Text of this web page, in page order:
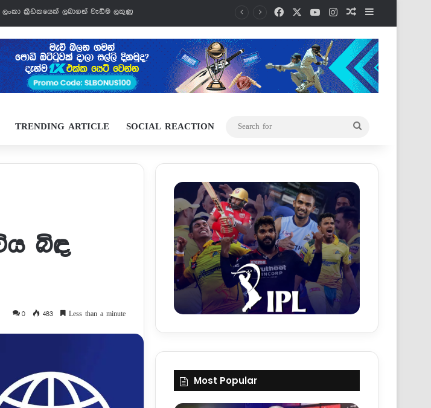
Facebook YouTubeInstagramRandom Article
TRENDING ARTICLE SOCIAL REACTION
බිඳ
0 483 Less than a minute
Most Popular